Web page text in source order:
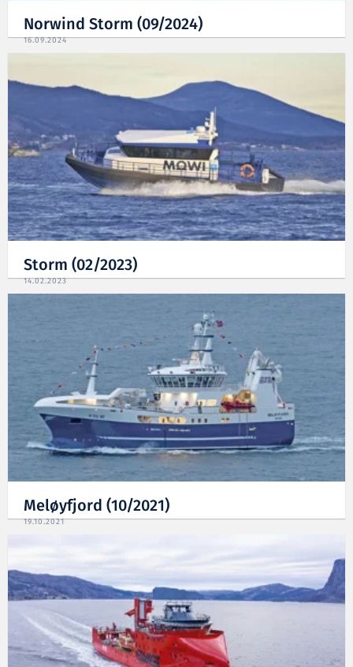
Norwind Storm (09/2024)
16.09.2024
Storm (02/2023)
14.02.2023
Meløyfjord (10/2021)
19.10.2021